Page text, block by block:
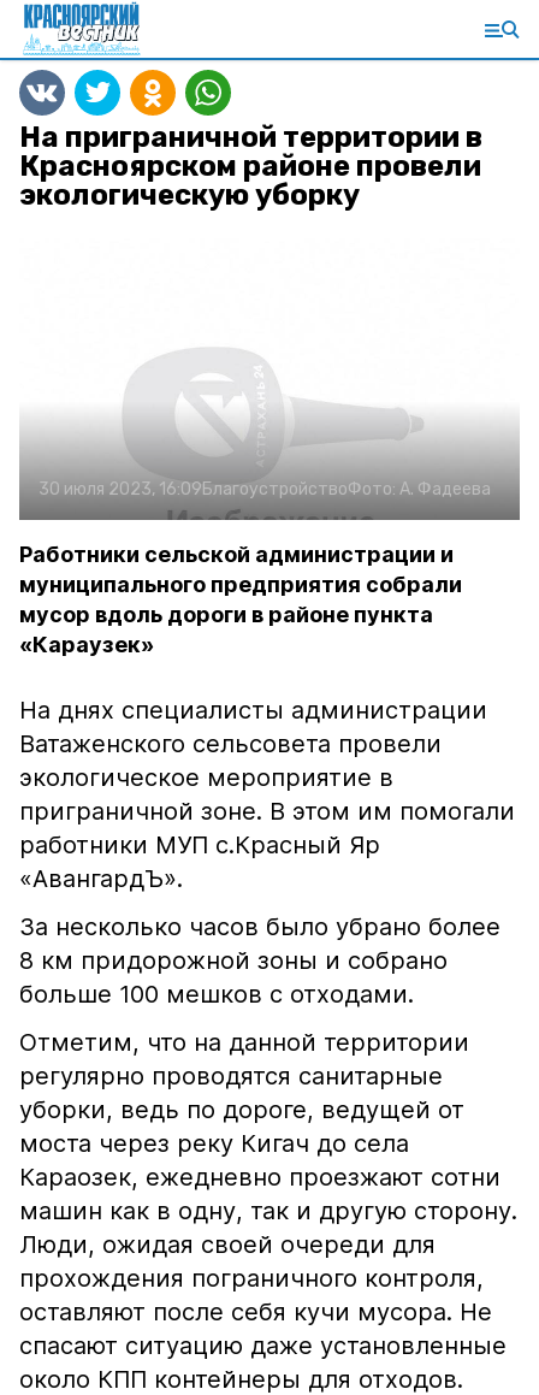
На приграничной территории в
Красноярском районе провели
экологическую уборку
30 июля 2023, 16:09БлагоустройствоФото: А. Фадеева
Работники сельской администрации и
муниципального предприятия собрали
мусор вдоль дороги в районе пункта
«Караузек»
На днях специалисты администрации
Ватаженского сельсовета провели
экологическое мероприятие в
приграничной зоне. В этом им помогали
работники МУП с.Красный Яр
«АвангардЪ».
За несколько часов было убрано более
8 км придорожной зоны и собрано
больше 100 мешков с отходами.
Отметим, что на данной территории
регулярно проводятся санитарные
уборки, ведь по дороге, ведущей от
моста через реку Кигач до села
Караозек, ежедневно проезжают сотни
машин как в одну, так и другую сторону.
Люди, ожидая своей очереди для
прохождения пограничного контроля,
оставляют после себя кучи мусора. Не
спасают ситуацию даже установленные
около КПП контейнеры для отходов.